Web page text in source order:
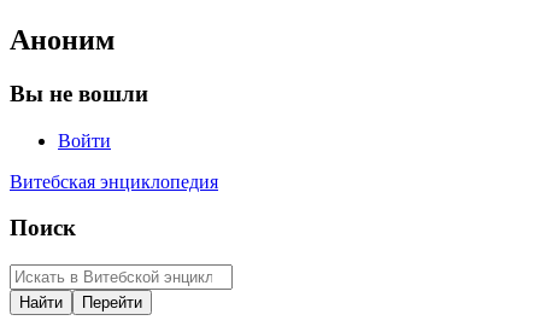
Аноним
Вы не вошли
Войти
Витебская энциклопедия
Поиск